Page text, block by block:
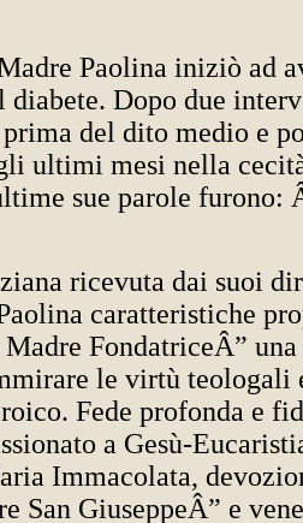
Paolina iniziò ad
diabete. Dopo due
del dito medio e
ultimi mesi nella
sue parole furono:
ricevuta dai suoi
caratteristiche
FondatriceÂ”
le virtù teologali
Fede profonda e
a Gesù-
Immacolata,
San GiuseppeÂ” e